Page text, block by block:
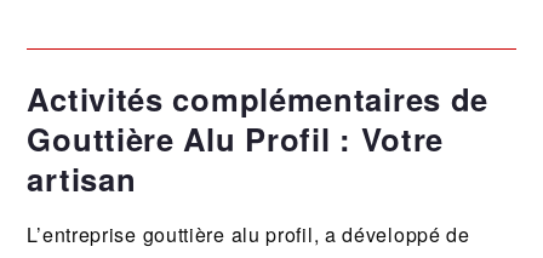
Activités complémentaires de
Gouttière Alu Profil : Votre
artisan
L’entreprise gouttière alu profil, a développé de